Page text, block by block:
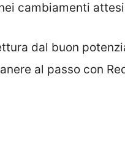
cambiamenti
dal buon
al passo con